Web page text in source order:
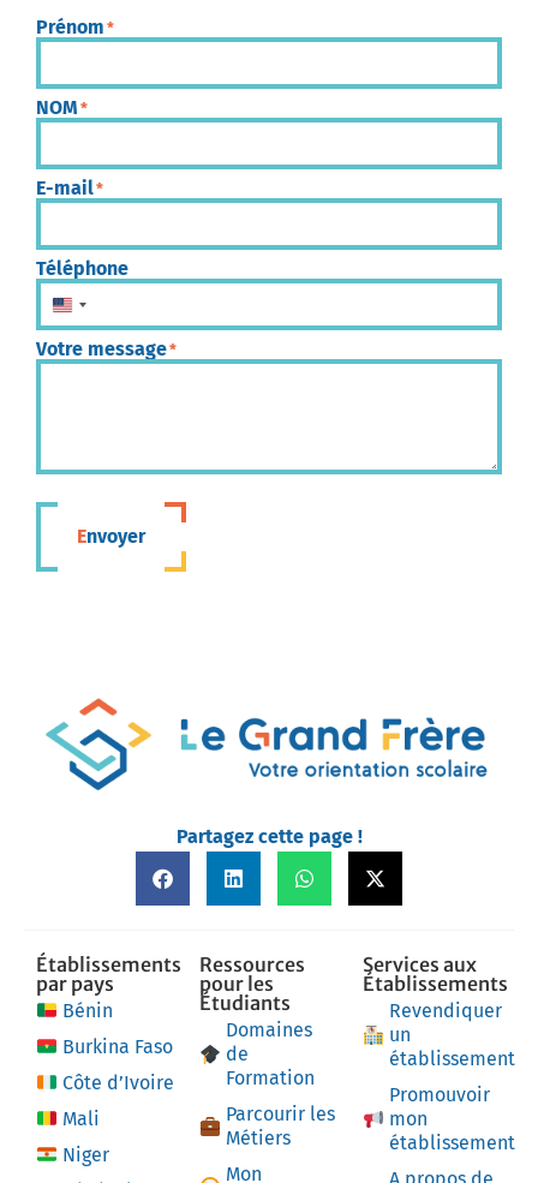
Prénom *
NOM *
E-mail*
Téléphone
États-Unis +1
Votre message*
Envoyer
Partagez cette page !
Établissements
par pays
Bénin
Burkina Faso
Côte d’Ivoire
Mali
Niger
Ressources
pour les
Étudiants
Domaines
de
Formation
Parcourir les
Métiers
Mon
Services aux
Établissements
Revendiquer
un
établissement
Promouvoir
mon
établissement